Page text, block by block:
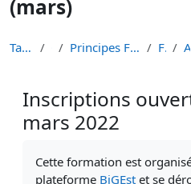
(mars)
Tableau de bord Cours Principes FAIR en bioinformatique et gestion des d... FAIR-DATA
Inscriptions
mars 2022
Cette formation est
plateforme BiGEst et se